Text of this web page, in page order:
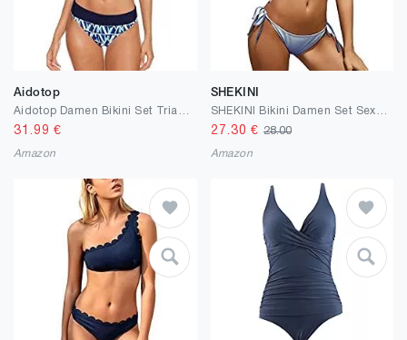
Aidotop
31.99 €
Amazon
SHEKINI
27.30 € 28.00
Amazon